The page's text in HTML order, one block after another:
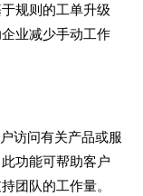
规则的工单升级
业减少手动工作
访问有关产品或服
功能可帮助客户
团队的工作量。